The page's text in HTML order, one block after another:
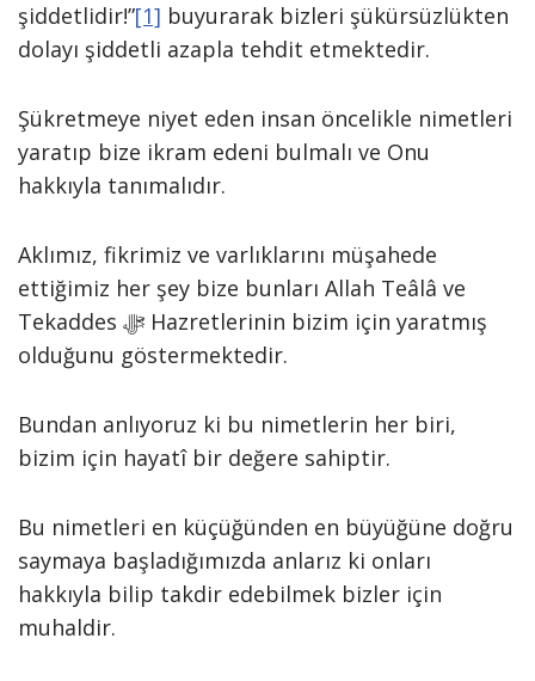
şiddetlidir!”[1] buyurarak bizleri şükürsüzlükten
dolayı şiddetli azapla tehdit etmektedir.
Şükretmeye niyet eden insan öncelikle nimetleri
yaratıp bize ikram edeni bulmalı ve Onu
hakkıyla tanımalıdır.
Aklımız, fikrimiz ve varlıklarını müşahede
ettiğimiz her şey bize bunları Allah Teâlâ ve
Tekaddes ﷻ Hazretlerinin bizim için yaratmış
olduğunu göstermektedir.
Bundan anlıyoruz ki bu nimetlerin her biri,
bizim için hayatî bir değere sahiptir.
Bu nimetleri en küçüğünden en büyüğüne doğru
saymaya başladığımızda anlarız ki onları
hakkıyla bilip takdir edebilmek bizler için
muhaldir.